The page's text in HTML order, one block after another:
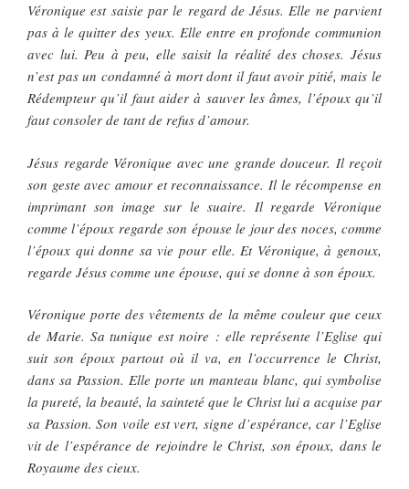
Véronique est saisie par le regard de Jésus. Elle ne parvient
pas à le quitter des yeux. Elle entre en profonde communion
avec lui. Peu à peu, elle saisit la réalité des choses. Jésus
n’est pas un condamné à mort dont il faut avoir pitié, mais le
Rédempteur qu’il faut aider à sauver les âmes, l’époux qu’il
faut consoler de tant de refus d’amour.
Jésus regarde Véronique avec une grande douceur. Il reçoit
son geste avec amour et reconnaissance. Il le récompense en
imprimant son image sur le suaire. Il regarde Véronique
comme l’époux regarde son épouse le jour des noces, comme
l’époux qui donne sa vie pour elle. Et Véronique, à genoux,
regarde Jésus comme une épouse, qui se donne à son époux.
Véronique porte des vêtements de la même couleur que ceux
de Marie. Sa tunique est noire : elle représente l’Eglise qui
suit son époux partout où il va, en l’occurrence le Christ,
dans sa Passion. Elle porte un manteau blanc, qui symbolise
la pureté, la beauté, la sainteté que le Christ lui a acquise par
sa Passion. Son voile est vert, signe d’espérance, car l’Eglise
vit de l’espérance de rejoindre le Christ, son époux, dans le
Royaume des cieux.